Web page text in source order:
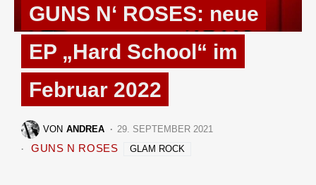
GUNS N‘ ROSES: neue
EP „Hard School“ im
Februar 2022
VON ANDREA 29. SEPTEMBER 2021
GUNS N ROSES GLAM ROCK